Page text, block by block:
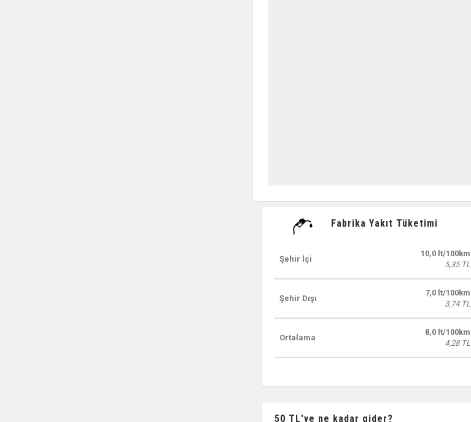
Fabrika Yakıt Tüketimi
Şehir İçi
10,0 lt/100km
5,35 TL
Şehir Dışı
7,0 lt/100km
3,74 TL
Ortalama
8,0 lt/100km
4,28 TL
50 TL'ye ne kadar gider?